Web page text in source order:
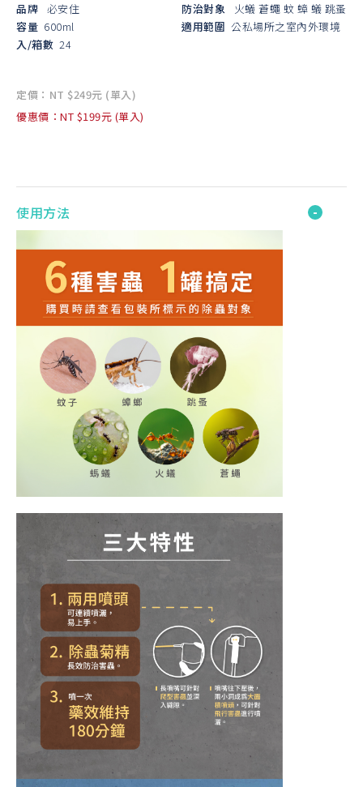
品牌 必安住
容量 600ml
入/箱數 24
防治對象
火蟻 蒼蠅 蚊 蟑 蟻 跳蚤
適用範圍 公私場所之室內外環境
定價：NT $249元 (單入)
優惠價：NT $199元 (單入)
使用方法